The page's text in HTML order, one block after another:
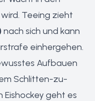
Teeing zieht
nach sich und kann
einhergehen.
Aufbauen
Schlitten-zu-
Eishockey geht es